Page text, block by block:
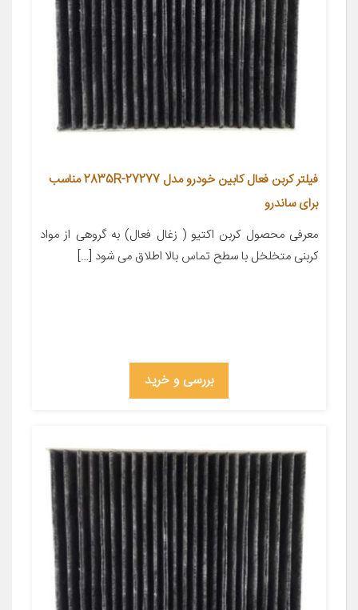
فیلتر کربن فعال کابین خودرو مدل 27277-2835R مناسب
برای ساندرو
معرفی محصول کربن اکتیو ( زغال فعال) به گروهی از مواد
کربنی متخلخل با سطح تماس بالا اطلاق می شود […]
بررسی و خرید